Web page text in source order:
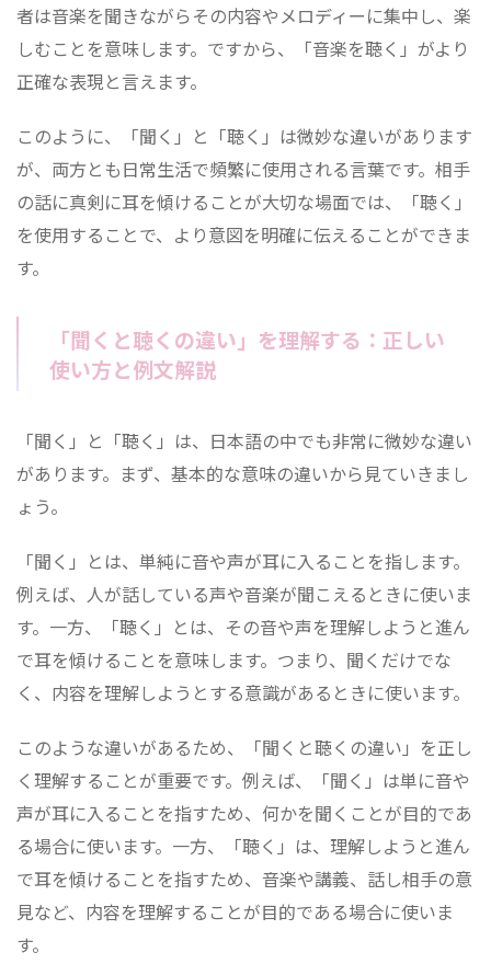
者は音楽を聞きながらその内容やメロディーに集中し、楽
しむことを意味します。ですから、「音楽を聴く」がより
正確な表現と言えます。
このように、「聞く」と「聴く」は微妙な違いがあります
が、両方とも日常生活で頻繁に使用される言葉です。相手
の話に真剣に耳を傾けることが大切な場面では、「聴く」
を使用することで、より意図を明確に伝えることができま
す。
「聞くと聴くの違い」を理解する：正しい
使い方と例文解説
「聞く」と「聴く」は、日本語の中でも非常に微妙な違い
があります。まず、基本的な意味の違いから見ていきまし
ょう。
「聞く」とは、単純に音や声が耳に入ることを指します。
例えば、人が話している声や音楽が聞こえるときに使いま
す。一方、「聴く」とは、その音や声を理解しようと進ん
で耳を傾けることを意味します。つまり、聞くだけでな
く、内容を理解しようとする意識があるときに使います。
このような違いがあるため、「聞くと聴くの違い」を正し
く理解することが重要です。例えば、「聞く」は単に音や
声が耳に入ることを指すため、何かを聞くことが目的であ
る場合に使います。一方、「聴く」は、理解しようと進ん
で耳を傾けることを指すため、音楽や講義、話し相手の意
見など、内容を理解することが目的である場合に使いま
す。